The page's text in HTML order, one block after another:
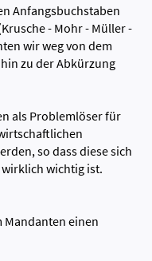
Anfangsbuchstaben
- Mohr - Müller -
wir weg von dem
zu der Abkürzung
als Problemlöser für
so dass diese sich
wichtig ist.
Mandanten einen